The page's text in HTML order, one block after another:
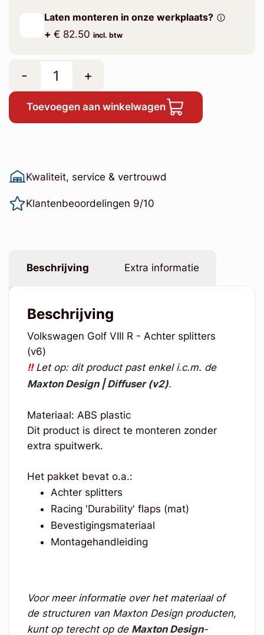
Laten monteren in onze werkplaats?
+ € 82.50 incl. btw
- +
Toevoegen aan winkelwagen
Kwaliteit, service & vertrouwd
Klantenbeoordelingen 9/10
Beschrijving Extra informatie
Beschrijving
Volkswagen Golf VIII R - Achter splitters
(v6)
!!Let op: dit product past enkel i.c.m. de
Maxton Design | Diffuser (v2).
Materiaal: ABS plastic
Dit product is direct te monteren zonder
extra spuitwerk.
Het pakket bevat o.a.:
Achter splitters
Racing 'Durability' flaps (mat)
Bevestigingsmateriaal
Montagehandleiding
Voor meer informatie over het materiaal of
de structuren van Maxton Design producten,
kunt op terecht op de Maxton Design-